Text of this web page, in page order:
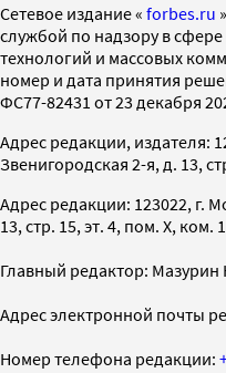
Cетевое издание « forbes.ru
службой по надзору в
технологий и массовых
номер и дата принятия
ФС77-82431 от 23 декабря
Адрес редакции, издателя:
Звенигородская 2-я, д. 13,
Адрес редакции: 123022, г.
13, стр. 15, эт. 4, пом. X, ком. 1
Главный редактор:
Адрес электронной почты
Номер телефона редакции: